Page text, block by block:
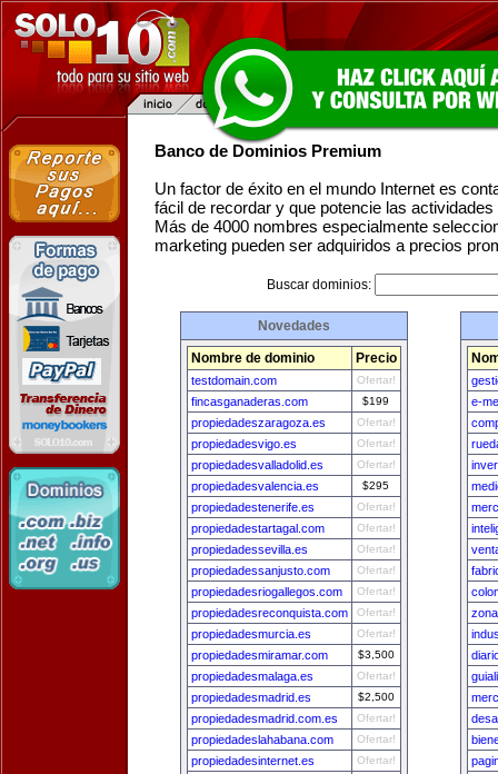
Banco de Dominios Premium
Un factor de éxito en el mundo Internet es
fácil de recordar y que potencie las
Más de 4000 nombres especialmente
marketing pueden ser adquiridos a precios
Buscar dominios:
Novedades
Nombre de dominio Precio
testdomain.com Ofertar!
fincasganaderas.com $199
propiedadeszaragoza.es Ofertar!
propiedadesvigo.es Ofertar!
propiedadesvalladolid.es Ofertar!
propiedadesvalencia.es $295
propiedadestenerife.es Ofertar!
propiedadestartagal.com Ofertar!
propiedadessevilla.es Ofertar!
propiedadessanjusto.com Ofertar!
propiedadesriogallegos.com Ofertar!
propiedadesreconquista.com Ofertar!
propiedadesmurcia.es Ofertar!
propiedadesmiramar.com $3,500
propiedadesmalaga.es Ofertar!
propiedadesmadrid.es $2,500
propiedadesmadrid.com.es Ofertar!
propiedadeslahabana.com Ofertar!
propiedadesinternet.es Ofertar!
e-